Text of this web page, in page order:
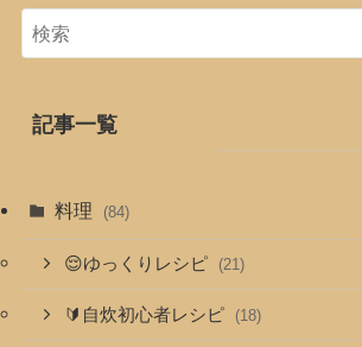
記事一覧
料理 (84)
😌ゆっくりレシピ (21)
🔰自炊初心者レシピ (18)